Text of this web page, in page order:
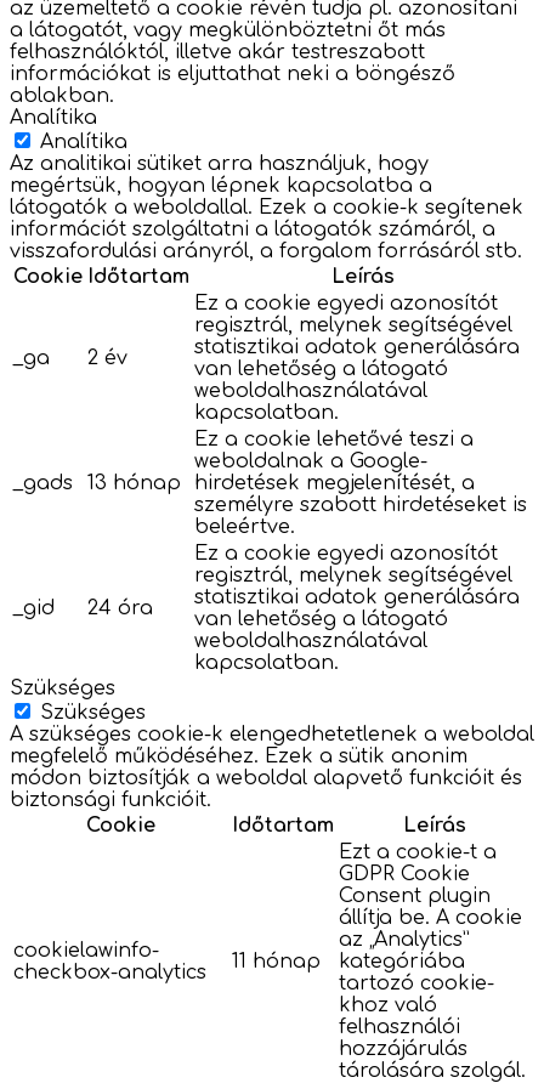
az üzemeltető a cookie révén tudja pl. azonosítani
a látogatót, vagy megkülönböztetni őt más
felhasználóktól, illetve akár testreszabott
információkat is eljuttathat neki a böngésző
ablakban.
Analítika
Analítika
Az analitikai sütiket arra használjuk, hogy
megértsük, hogyan lépnek kapcsolatba a
látogatók a weboldallal. Ezek a cookie-k segítenek
információt szolgáltatni a látogatók számáról, a
visszafordulási arányról, a forgalom forrásáról stb.
Cookie Időtartam Leírás
_ga 2 év
Ez a cookie egyedi azonosítót
regisztrál, melynek segítségével
statisztikai adatok generálására
van lehetőség a látogató
weboldalhasználatával
kapcsolatban.
_gads 13 hónap
Ez a cookie lehetővé teszi a
weboldalnak a Google-
hirdetések megjelenítését, a
személyre szabott hirdetéseket is
beleértve.
_gid 24 óra
Ez a cookie egyedi azonosítót
regisztrál, melynek segítségével
statisztikai adatok generálására
van lehetőség a látogató
weboldalhasználatával
kapcsolatban.
Szükséges
Szükséges
A szükséges cookie-k elengedhetetlenek a weboldal
megfelelő működéséhez. Ezek a sütik anonim
módon biztosítják a weboldal alapvető funkcióit és
biztonsági funkcióit.
Cookie
Időtartam Leírás
cookielawinfo-
checkbox-analytics
11 hónap
Ezt a cookie-t a
GDPR Cookie
Consent plugin
állítja be. A cookie
az „Analytics”
kategóriába
tartozó cookie-
khoz való
felhasználói
hozzájárulás
tárolására szolgál.